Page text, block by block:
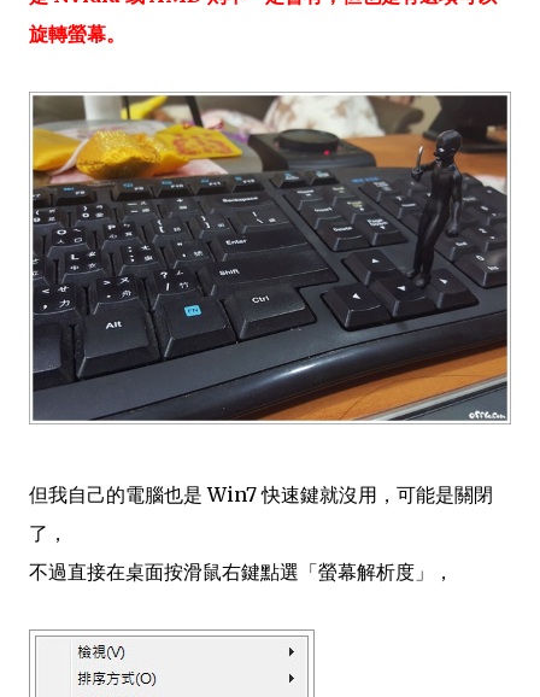
旋轉螢幕。
但我自己的電腦也是 Win7 快速鍵就沒用，可能是關閉
了，
不過直接在桌面按滑鼠右鍵點選「螢幕解析度」，